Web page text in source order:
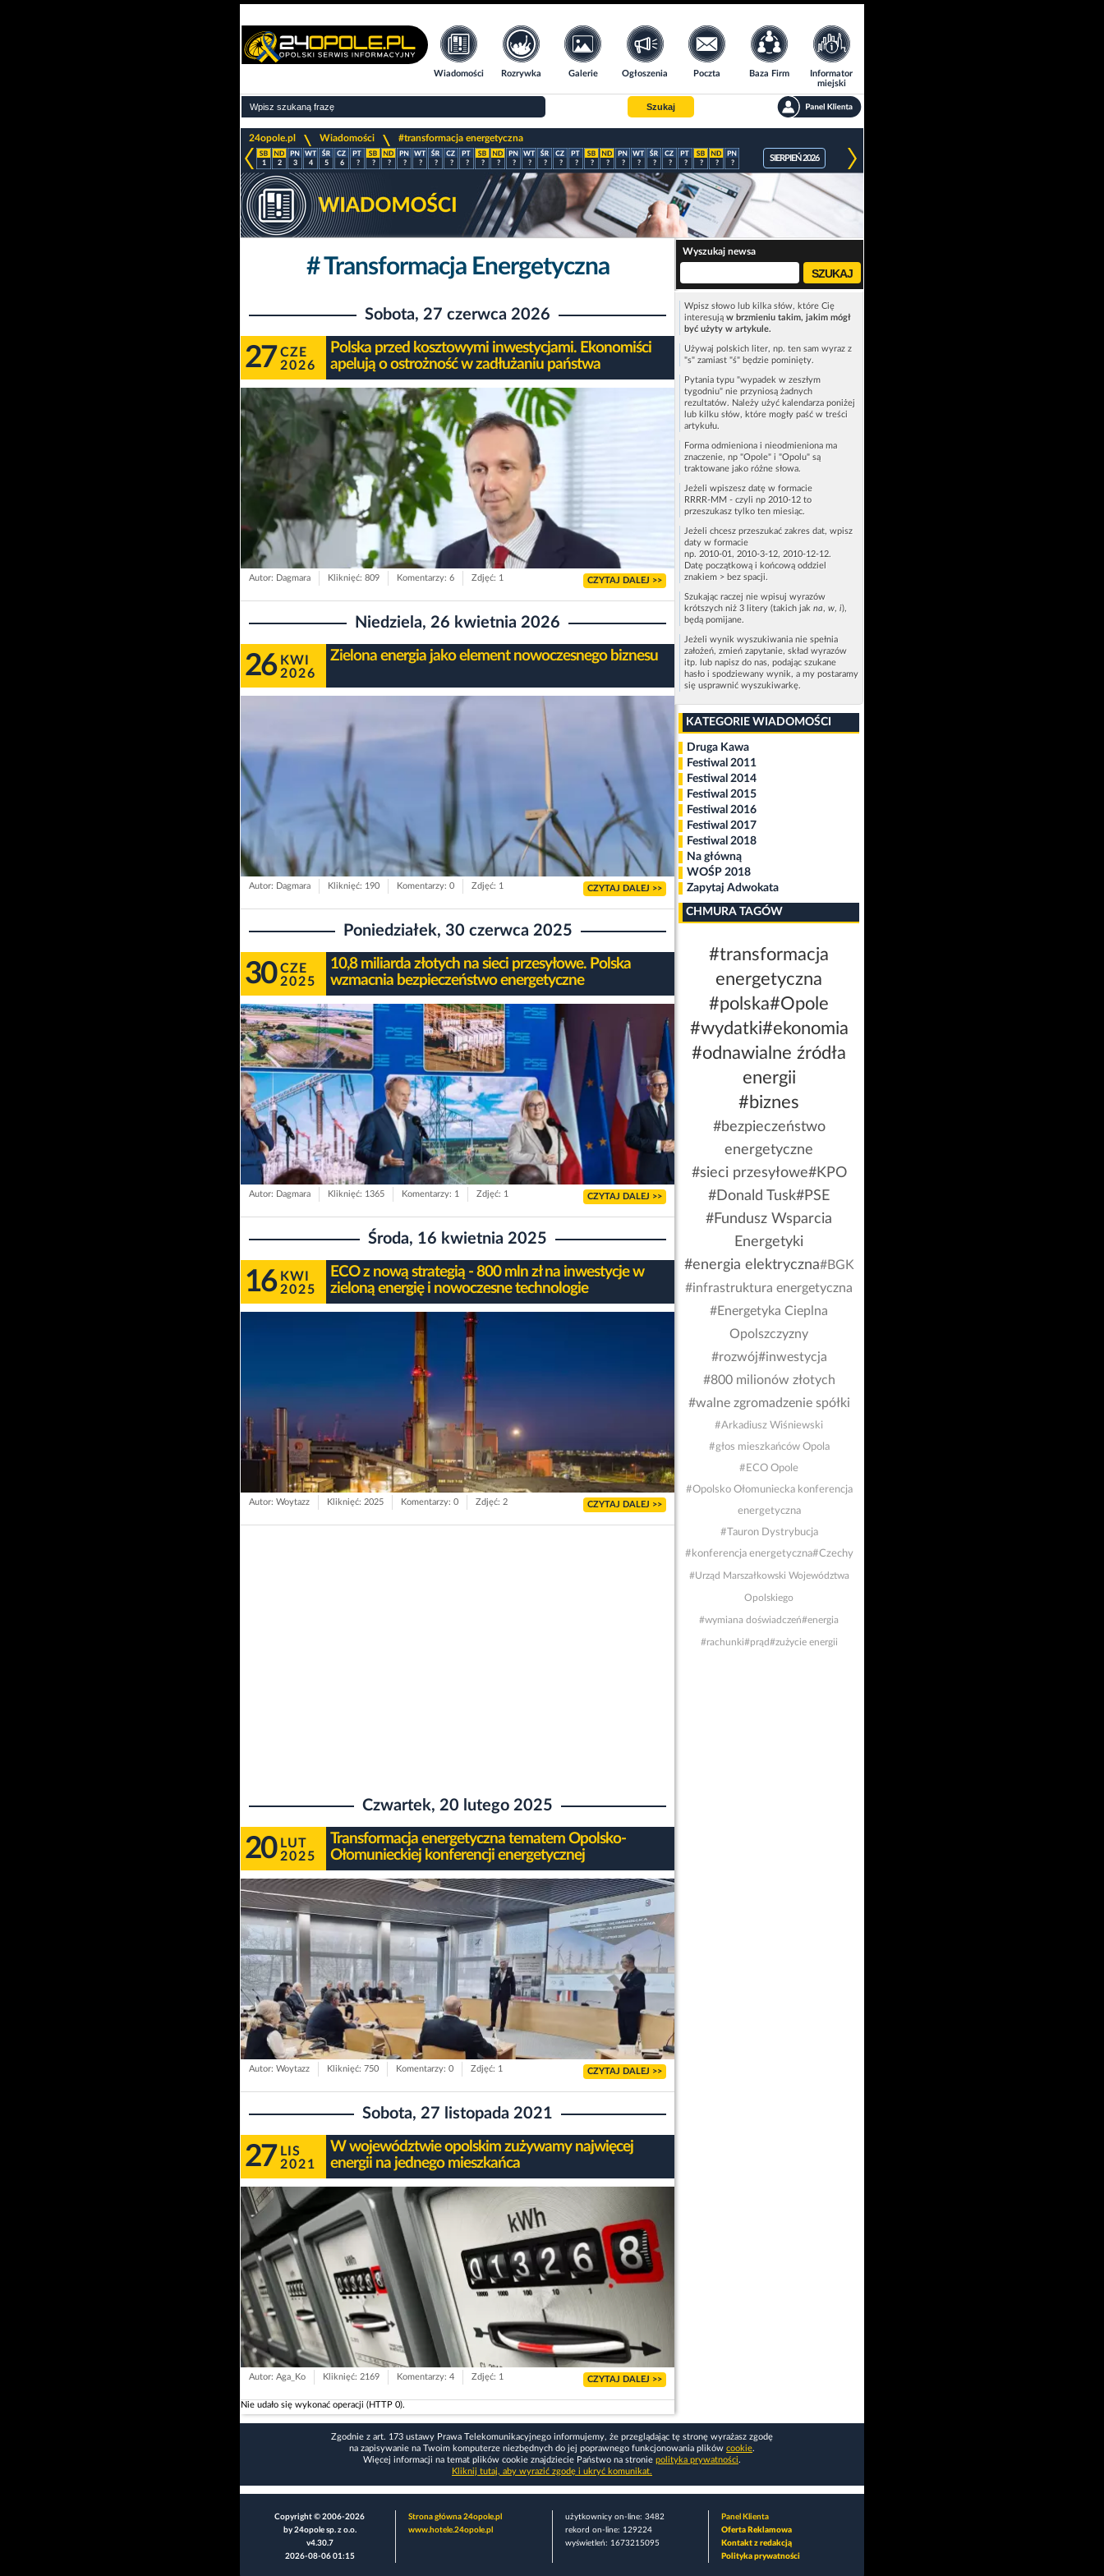
Wiadomości Rozrywka Galerie Ogłoszenia Poczta Baza Firm
Informator
miejski
Szukaj
24opole.pl
>
Wiadomości
>
#transformacja energetyczna
1 2 3 4 5 6 ? ? ? ? ? ? ? ? ? ? ? ? ? ? ? ? ? ? ? ? ? ? ? ? ?
SIERPIEŃ 2026
# Transformacja Energetyczna
Sobota, 27 czerwca 2026
27 CZE
2026
Polska przed kosztowymi inwestycjami. Ekonomiści
apelują o ostrożność w zadłużaniu państwa
Autor: Dagmara Kliknięć: 809 Komentarzy: 6 Zdjęć: 1 CZYTAJ DALEJ >>
Niedziela, 26 kwietnia 2026
26 KWI
2026
Zielona energia jako element nowoczesnego biznesu
Autor: Dagmara Kliknięć: 190 Komentarzy: 0 Zdjęć: 1 CZYTAJ DALEJ >>
Poniedziałek, 30 czerwca 2025
30 CZE
2025
10,8 miliarda złotych na sieci przesyłowe. Polska
wzmacnia bezpieczeństwo energetyczne
Autor: Dagmara Kliknięć: 1365 Komentarzy: 1 Zdjęć: 1 CZYTAJ DALEJ >>
Środa, 16 kwietnia 2025
16 KWI
2025
ECO z nową strategią - 800 mln zł na inwestycje w
zieloną energię i nowoczesne technologie
Autor: Woytazz Kliknięć: 2025 Komentarzy: 0 Zdjęć: 2 CZYTAJ DALEJ >>
Czwartek, 20 lutego 2025
20 LUT
2025
Transformacja energetyczna tematem Opolsko-
Ołomunieckiej konferencji energetycznej
Autor: Woytazz Kliknięć: 750 Komentarzy: 0 Zdjęć: 1 CZYTAJ DALEJ >>
Sobota, 27 listopada 2021
27 LIS
2021
W województwie opolskim zużywamy najwięcej
energii na jednego mieszkańca
Autor: Aga_Ko Kliknięć: 2169 Komentarzy: 4 Zdjęć: 1 CZYTAJ DALEJ >>
Nie udało się wykonać operacji (HTTP 0).
Wyszukaj newsa
Wpisz słowo lub kilka słów, które Cię
interesują w brzmieniu takim, jakim mógł
być użyty w artykule.
Używaj polskich liter, np. ten sam wyraz z
"s" zamiast "ś" będzie pominięty.
Pytania typu "wypadek w zeszłym
tygodniu" nie przyniosą żadnych
rezultatów. Należy użyć kalendarza poniżej
lub kilku słów, które mogły paść w treści
artykułu.
Forma odmieniona i nieodmieniona ma
znaczenie, np "Opole" i "Opolu" są
traktowane jako różne słowa.
Jeżeli wpiszesz datę w formacie
RRRR-MM - czyli np 2010-12 to
przeszukasz tylko ten miesiąc.
Jeżeli chcesz przeszukać zakres dat, wpisz
daty w formacie
np. 2010-01, 2010-3-12, 2010-12-12.
Datę początkową i końcową oddziel
znakiem > bez spacji.
Szukając raczej nie wpisuj wyrazów
krótszych niż 3 litery (takich jak na, w, i),
będą pomijane.
Jeżeli wynik wyszukiwania nie spełnia
założeń, zmień zapytanie, skład wyrazów
itp. lub napisz do nas, podając szukane
hasło i spodziewany wynik, a my postaramy
się usprawnić wyszukiwarkę.
KATEGORIE WIADOMOŚCI
Druga Kawa
Festiwal 2011
Festiwal 2014
Festiwal 2015
Festiwal 2016
Festiwal 2017
Festiwal 2018
Na główną
WOŚP 2018
Zapytaj Adwokata
CHMURA TAGÓW
#transformacja
energetyczna
#polska#Opole
#wydatki#ekonomia
#odnawialne źródła
energii
#biznes
#bezpieczeństwo
energetyczne
#sieci przesyłowe#KPO
#Donald Tusk#PSE
#Fundusz Wsparcia
Energetyki
#energia elektryczna#BGK
#infrastruktura energetyczna
#Energetyka Cieplna
Opolszczyzny
#rozwój#inwestycja
#800 milionów złotych
#walne zgromadzenie spółki
#Arkadiusz Wiśniewski
#głos mieszkańców Opola
#ECO Opole
#Opolsko Ołomuniecka konferencja
energetyczna
#Tauron Dystrybucja
#konferencja energetyczna#Czechy
#Urząd Marszałkowski Województwa
Opolskiego
#wymiana doświadczeń#energia
#rachunki#prąd#zużycie energii
Zgodnie z art. 173 ustawy Prawa Telekomunikacyjnego informujemy, że przeglądając tę stronę wyrażasz zgodę
na zapisywanie na Twoim komputerze niezbędnych do jej poprawnego funkcjonowania plików cookie.
Więcej informacji na temat plików cookie znajdziecie Państwo na stronie polityka prywatności.
Kliknij tutaj, aby wyrazić zgodę i ukryć komunikat.
Copyright © 2006-2026
by 24opole sp. z o.o.
v4.30.7
2026-08-06 01:15
Strona główna 24opole.pl
www.hotele.24opole.pl
użytkownicy on-line: 3482
rekord on-line: 129224
wyświetleń: 1673215095
Panel Klienta
Oferta Reklamowa
Kontakt z redakcją
Polityka prywatności